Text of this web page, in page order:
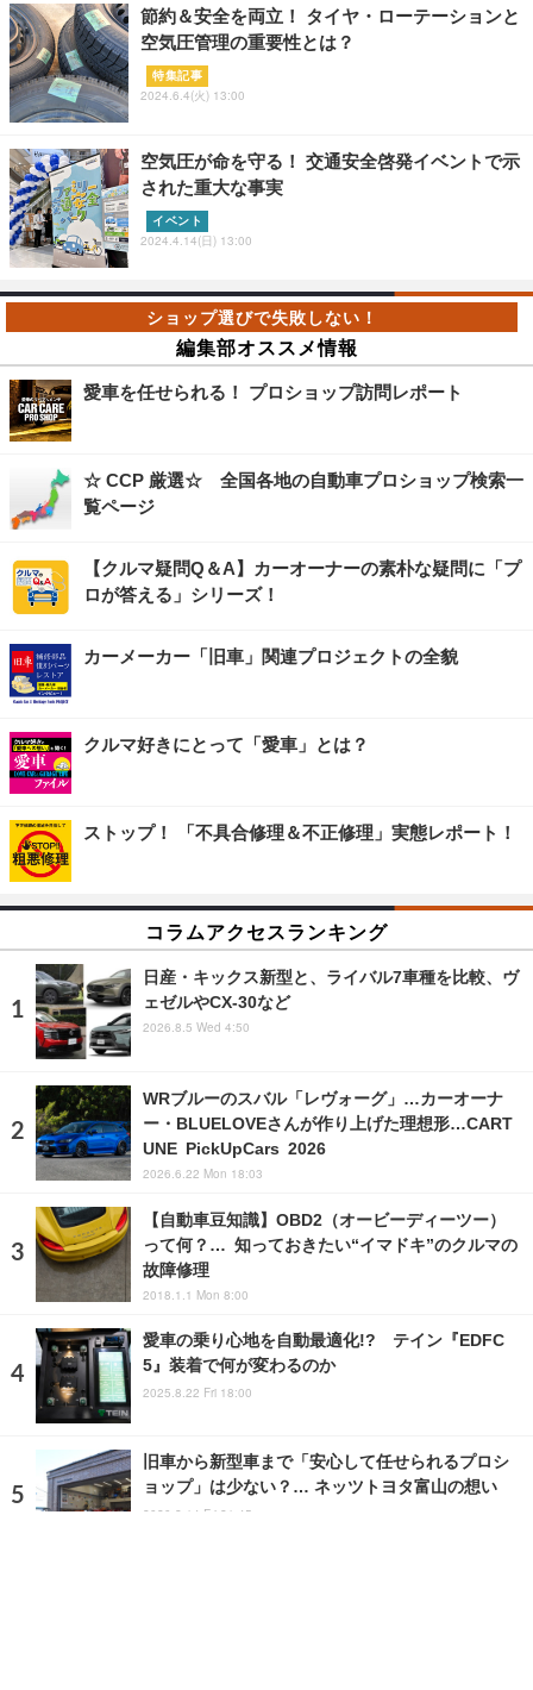
節約＆安全を両立！ タイヤ・ローテーションと
空気圧管理の重要性とは？
特集記事
2024.6.4(火) 13:00
空気圧が命を守る！ 交通安全啓発イベントで示
された重大な事実
イベント
2024.4.14(日) 13:00
編集部オススメ情報
愛車を任せられる！ プロショップ訪問レポート
☆ CCP 厳選☆ 全国各地の自動車プロショップ検索一
覧ページ
【クルマ疑問Q＆A】カーオーナーの素朴な疑問に「プ
ロが答える」シリーズ！
カーメーカー「旧車」関連プロジェクトの全貌
クルマ好きにとって「愛車」とは？
ストップ！ 「不具合修理＆不正修理」実態レポート！
コラムアクセスランキング
日産・キックス新型と、ライバル7車種を比較、ヴ
ェゼルやCX-30など
2026.8.5 Wed 4:50
WRブルーのスバル「レヴォーグ」…カーオーナ
ー・BLUELOVEさんが作り上げた理想形…CART
UNE PickUpCars 2026
2026.6.22 Mon 18:03
【自動車豆知識】OBD2（オービーディーツー）
って何？… 知っておきたい“イマドキ”のクルマの
故障修理
2018.1.1 Mon 8:00
愛車の乗り心地を自動最適化!? テイン『EDFC
5』装着で何が変わるのか
2025.8.22 Fri 18:00
旧車から新型車まで「安心して任せられるプロシ
ョップ」は少ない？… ネッツトヨタ富山の想い
2020.2.14 Fri 21:45